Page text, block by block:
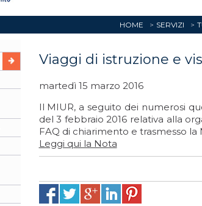
HOME SERVIZI
Viaggi di istruzione e
martedì 15 marzo 2016
Il MIUR, a seguito dei numerosi
del 3 febbraio 2016 relativa alla
FAQ di chiarimento e trasmesso la
Leggi qui la Nota